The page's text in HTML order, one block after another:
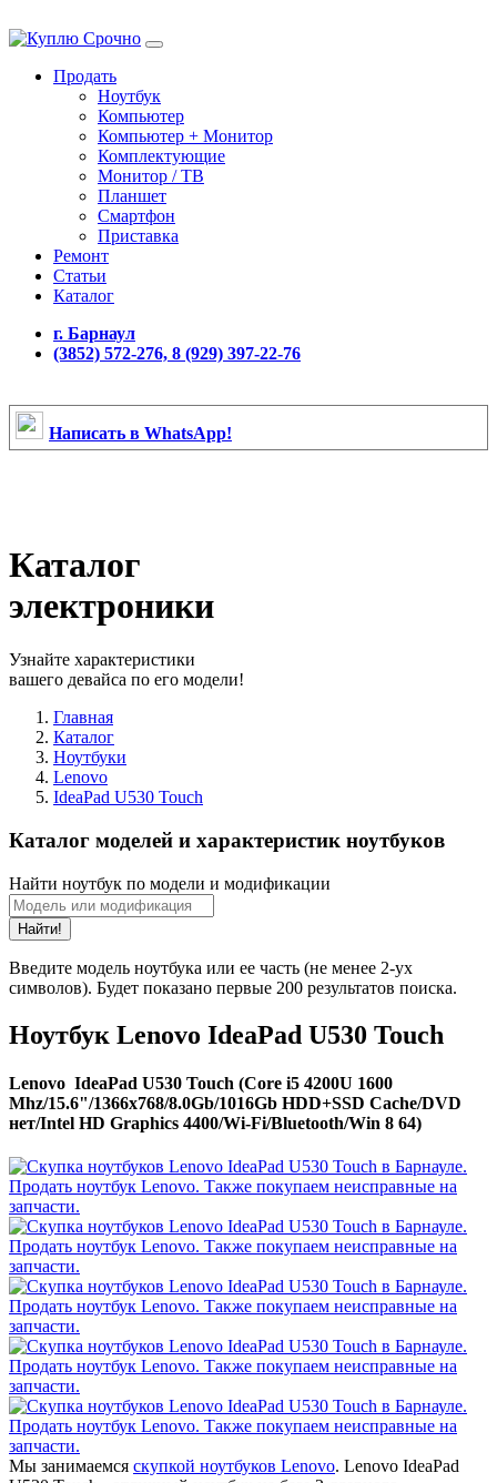
Продать
Ноутбук
Компьютер
Компьютер + Монитор
Комплектующие
Монитор / ТВ
Планшет
Смартфон
Приставка
Ремонт
Статьи
Каталог
г. Барнаул
(3852) 572-276, 8 (929) 397-22-76
Написать в WhatsApp!
Каталог
электроники
Узнайте характеристики
вашего девайса по его модели!
Главная
Каталог
Ноутбуки
Lenovo
IdeaPad U530 Touch
Каталог моделей и характеристик ноутбуков
Найти ноутбук по модели и модификации
Найти!
Введите модель ноутбука или ее часть (не менее 2-ух
символов). Будет показано первые 200 результатов поиска.
Ноутбук Lenovo IdeaPad U530 Touch
Lenovo IdeaPad U530 Touch (Core i5 4200U 1600
Mhz/15.6"/1366x768/8.0Gb/1016Gb HDD+SSD Cache/DVD
нет/Intel HD Graphics 4400/Wi-Fi/Bluetooth/Win 8 64)
Мы занимаемся скупкой ноутбуков Lenovo. Lenovo IdeaPad